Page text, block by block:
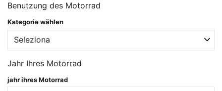
Benutzung des Motorrad
Kategorie wählen
Jahr Ihres Motorrad
jahr ihres Motorrad